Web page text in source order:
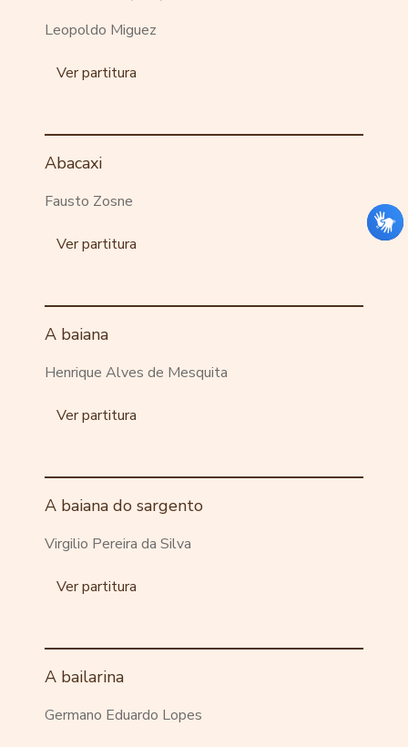
Leopoldo Miguez
Ver partitura
Abacaxi
Fausto Zosne
Ver partitura
A baiana
Henrique Alves de Mesquita
Ver partitura
A baiana do sargento
Virgilio Pereira da Silva
Ver partitura
A bailarina
Germano Eduardo Lopes